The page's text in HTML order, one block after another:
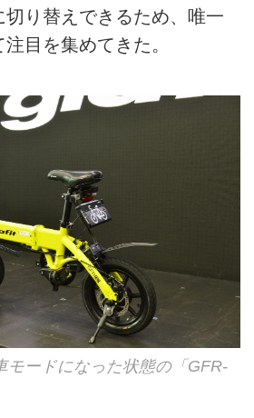
り替えできるため、唯一
目を集めてきた。
モードになった状態の「GFR-